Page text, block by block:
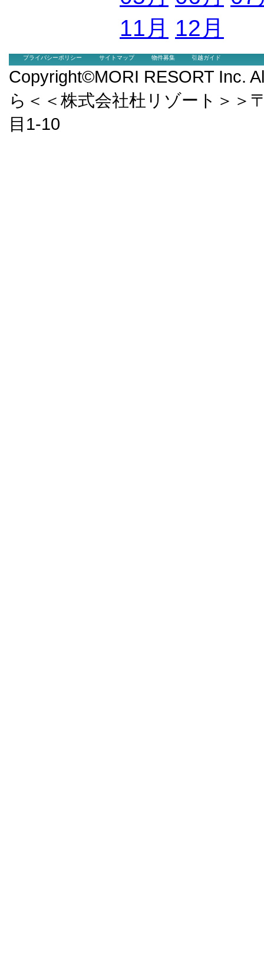
11月 12月
プライバシーポリシー サイトマップ 物件募集 引越ガイド
Copyright©MORI RESORT Inc.
ら＜＜株式会社杜リゾート＞＞
目1-10